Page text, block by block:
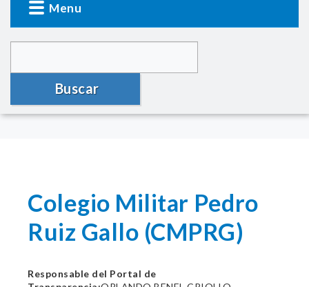
Menu
Buscar
Colegio Militar Pedro
Ruiz Gallo (CMPRG)
Responsable del Portal de